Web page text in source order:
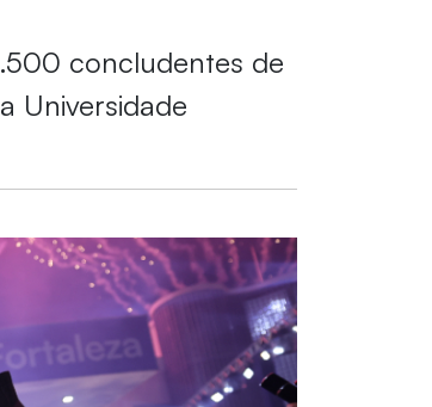
concludentes de
Universidade